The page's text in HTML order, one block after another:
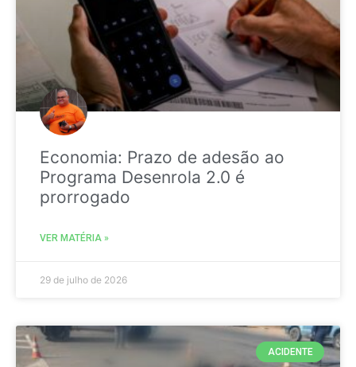
Economia: Prazo de adesão ao
Programa Desenrola 2.0 é
prorrogado
VER MATÉRIA »
29 de julho de 2026
ACIDENTE